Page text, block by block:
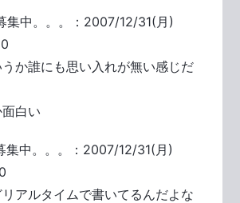
集中。。。：2007/12/31(月)
か誰にも思い入れが無い感じだ
白い
集中。。。：2007/12/31(月)
アルタイムで書いてるんだよな